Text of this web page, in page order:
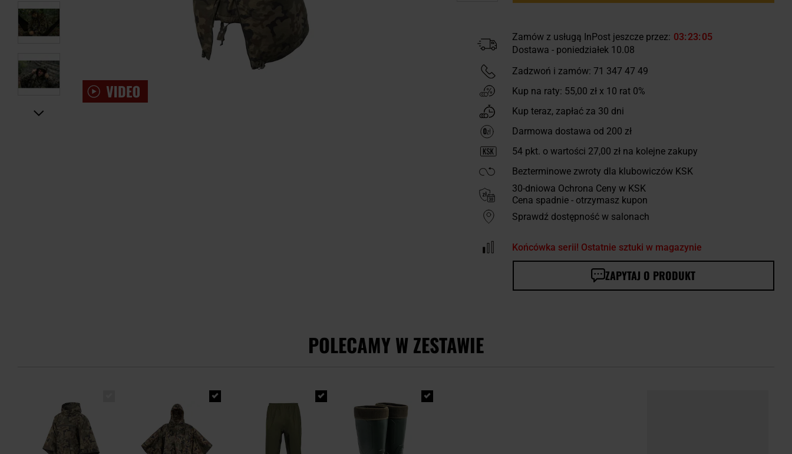
Zamów z usługą InPost jeszcze przez: 03 23 03
Dostawa - poniedziałek 10.08
Zadzwoń i zamów: 71 347 47 49
Kup na raty: 55,00 złx 10 rat 0%
Kup teraz, zapłać za 30 dni
Darmowa dostawa od 200 zł
54pkt. o wartości 27,00 złna kolejne zakupy
Bezterminowe zwroty dla klubowiczów KSK
30-dniowa Ochrona Ceny w KSK
Cena spadnie - otrzymasz kupon
Sprawdź dostępność w salonach
Końcówka serii! Ostatnie sztuki w magazynie
ZAPYTAJ O PRODUKT
POLECAMY W ZESTAWIE